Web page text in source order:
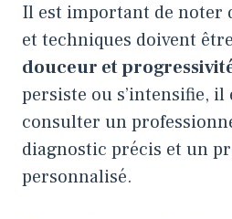
Il est important de noter
et techniques doivent
douceur et
persiste ou s’intensifie, il
consulter un
diagnostic précis et un
personnalisé.